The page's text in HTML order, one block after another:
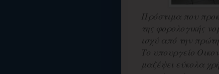
Πρόστιμα που
της φορολογικής
ισχύ από την
Το υπουργείο
μαζέψει εύκολα